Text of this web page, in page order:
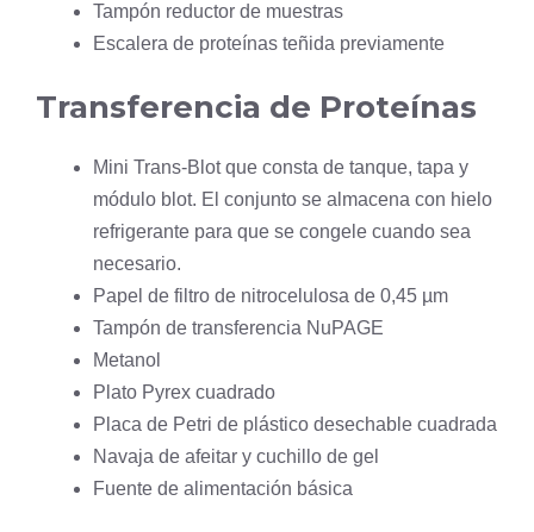
Tampón reductor de muestras
Escalera de proteínas teñida previamente
Transferencia de Proteínas
Mini Trans-Blot que consta de tanque, tapa y
módulo blot. El conjunto se almacena con hielo
refrigerante para que se congele cuando sea
necesario.
Papel de filtro de nitrocelulosa de 0,45 µm
Tampón de transferencia NuPAGE
Metanol
Plato Pyrex cuadrado
Placa de Petri de plástico desechable cuadrada
Navaja de afeitar y cuchillo de gel
Fuente de alimentación básica